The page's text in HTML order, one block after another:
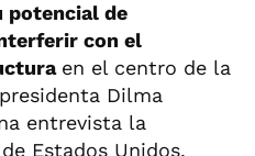
potencial de
con el
en el centro de la
Dilma
entrevista la
Estados Unidos,